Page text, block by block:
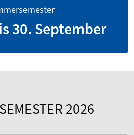
30. September
2026